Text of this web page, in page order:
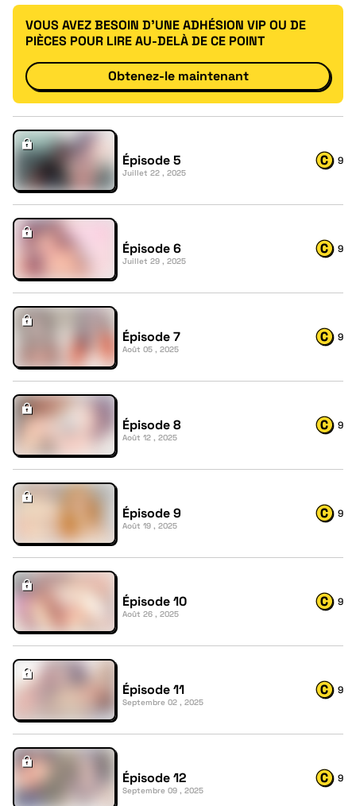
VOUS AVEZ BESOIN D'UNE ADHÉSION VIP OU DE
PIÈCES POUR LIRE AU-DELÀ DE CE POINT
Obtenez-le maintenant
Épisode 5
Juillet 22 , 2025
9
Épisode 6
Juillet 29 , 2025
9
Épisode 7
Août 05 , 2025
9
Épisode 8
Août 12 , 2025
9
Épisode 9
Août 19 , 2025
9
Épisode 10
Août 26 , 2025
9
Épisode 11
Septembre 02 , 2025
9
Épisode 12
Septembre 09 , 2025
9